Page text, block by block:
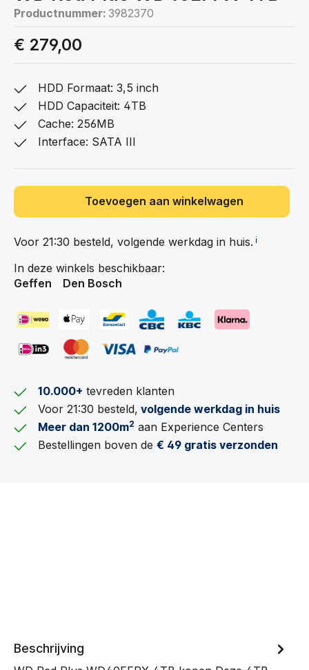
Productnummer: 3982370
€ 279,00
HDD Formaat: 3,5 inch
HDD Capaciteit: 4TB
Cache: 256MB
Interface: SATA III
Toevoegen aan winkelwagen
Voor 21:30 besteld, volgende werkdag in huis. ℹ️
In deze winkels beschikbaar:
Geffen
Den Bosch
10.000+ tevreden klanten
Voor 21:30 besteld, volgende werkdag in huis
Meer dan 1200m2 aan Experience Centers
Bestellingen boven de€ 49 gratis verzonden
Beschrijving